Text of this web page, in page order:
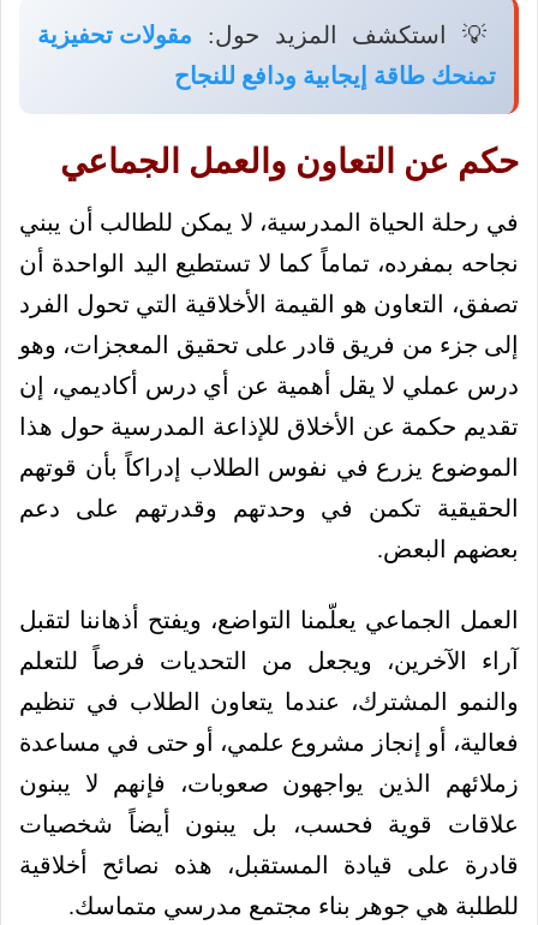
💡 استكشف المزيد حول: مقولات تحفيزية
تمنحك طاقة إيجابية ودافع للنجاح
حكم عن التعاون والعمل الجماعي
في رحلة الحياة المدرسية، لا يمكن للطالب أن يبني
نجاحه بمفرده، تماماً كما لا تستطيع اليد الواحدة أن
تصفق، التعاون هو القيمة الأخلاقية التي تحول الفرد
إلى جزء من فريق قادر على تحقيق المعجزات، وهو
درس عملي لا يقل أهمية عن أي درس أكاديمي، إن
تقديم حكمة عن الأخلاق للإذاعة المدرسية حول هذا
الموضوع يزرع في نفوس الطلاب إدراكاً بأن قوتهم
الحقيقية تكمن في وحدتهم وقدرتهم على دعم
بعضهم البعض.
العمل الجماعي يعلّمنا التواضع، ويفتح أذهاننا لتقبل
آراء الآخرين، ويجعل من التحديات فرصاً للتعلم
والنمو المشترك، عندما يتعاون الطلاب في تنظيم
فعالية، أو إنجاز مشروع علمي، أو حتى في مساعدة
زملائهم الذين يواجهون صعوبات، فإنهم لا يبنون
علاقات قوية فحسب، بل يبنون أيضاً شخصيات
قادرة على قيادة المستقبل، هذه نصائح أخلاقية
للطلبة هي جوهر بناء مجتمع مدرسي متماسك.